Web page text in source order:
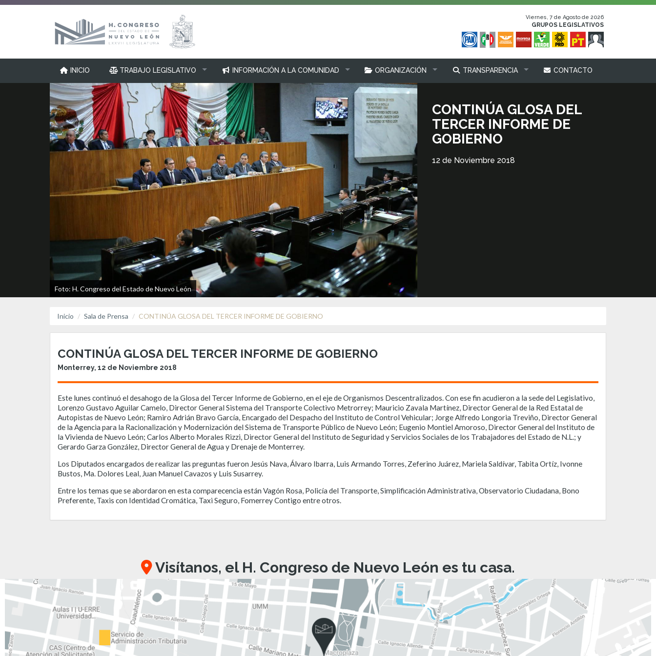
Viernes, 7 de Agosto de 2026
GRUPOS LEGISLATIVOS
INICIO TRABAJO LEGISLATIVO INFORMACIÓN A LA COMUNIDAD ORGANIZACIÓN TRANSPARENCIA CONTACTO
Foto: H. Congreso del Estado de Nuevo León
CONTINÚA GLOSA DEL
TERCER INFORME DE
GOBIERNO
12 de Noviembre 2018
Inicio Sala de Prensa CONTINÚA GLOSA DEL TERCER INFORME DE GOBIERNO
CONTINÚA GLOSA DEL TERCER INFORME DE GOBIERNO
Monterrey, 12 de Noviembre 2018
Este lunes continuó el desahogo de la Glosa del Tercer Informe de Gobierno, en el eje de Organismos Descentralizados. Con ese fin acudieron a la sede del Legislativo,
Lorenzo Gustavo Aguilar Camelo, Director General Sistema del Transporte Colectivo Metrorrey; Mauricio Zavala Martínez, Director General de la Red Estatal de
Autopistas de Nuevo León; Ramiro Adrián Bravo García, Encargado del Despacho del Instituto de Control Vehicular; Jorge Alfredo Longoria Treviño, Director General
de la Agencia para la Racionalización y Modernización del Sistema de Transporte Público de Nuevo León; Eugenio Montiel Amoroso, Director General del Instituto de
la Vivienda de Nuevo León; Carlos Alberto Morales Rizzi, Director General del Instituto de Seguridad y Servicios Sociales de los Trabajadores del Estado de N.L.; y
Gerardo Garza González, Director General de Agua y Drenaje de Monterrey.
Los Diputados encargados de realizar las preguntas fueron Jesús Nava, Álvaro Ibarra, Luis Armando Torres, Zeferino Juárez, Mariela Saldívar, Tabita Ortíz, Ivonne
Bustos, Ma. Dolores Leal, Juan Manuel Cavazos y Luis Susarrey.
Entre los temas que se abordaron en esta comparecencia están Vagón Rosa, Policía del Transporte, Simplificación Administrativa, Observatorio Ciudadana, Bono
Preferente, Taxis con Identidad Cromática, Taxi Seguro, Fomerrey Contigo entre otros.
Visítanos, el H. Congreso de Nuevo León es tu casa.